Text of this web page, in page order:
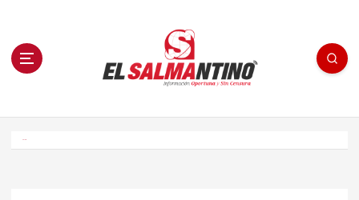
n El Salmantino - medios/noticias/editorial